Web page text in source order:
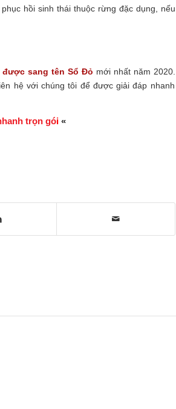
hồi sinh thái thuộc rừng đặc dụng, nếu
sang tên Sổ Đỏ mới nhất năm 2020.
hệ với chúng tôi để được giải đáp nhanh
trọn gói «